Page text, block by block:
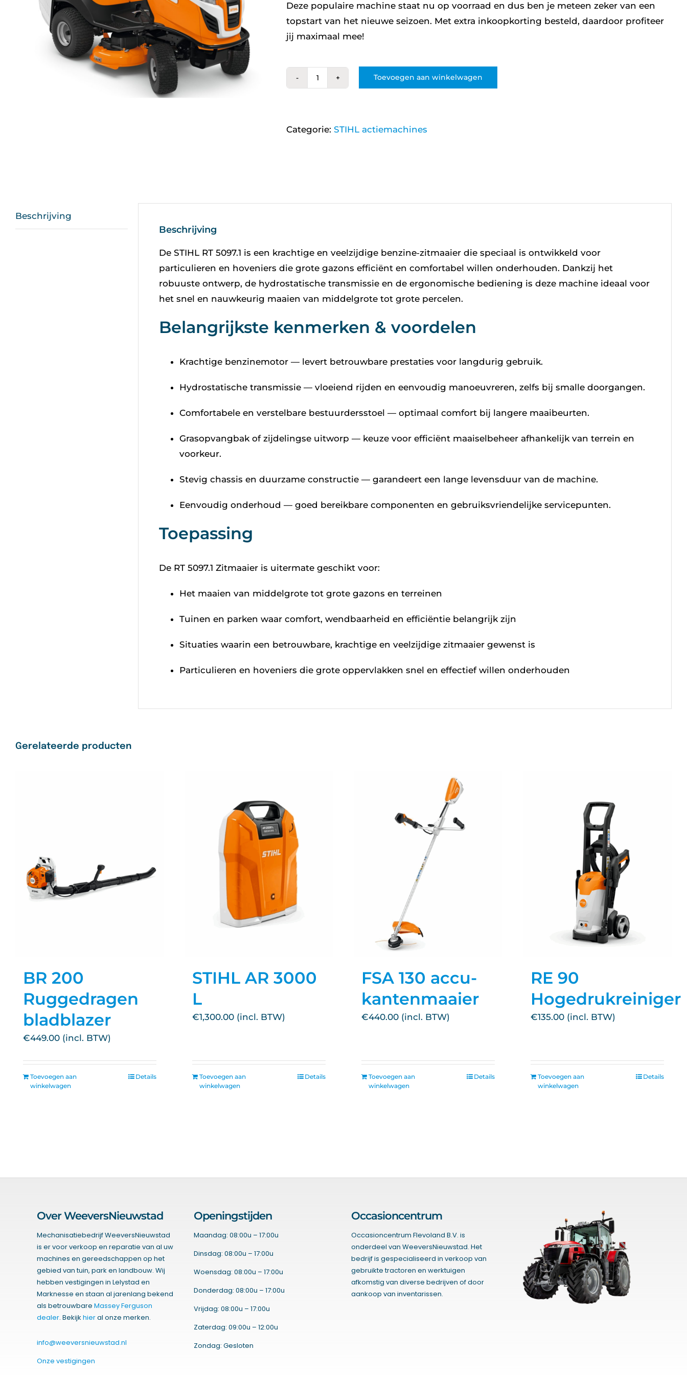
Deze populaire machine staat nu op voorraad en dus ben je meteen zeker van een
topstart van het nieuwe seizoen. Met extra inkoopkorting besteld, daardoor profiteer
jij maximaal mee!
Zitmaaier
Toevoegen aan winkelwagen
Categorie: STIHL actiemachines
Beschrijving
Beschrijving
De STIHL RT 5097.1 is een krachtige en veelzijdige benzine‑zitmaaier die speciaal is ontwikkeld voor
particulieren en hoveniers die grote gazons efficiënt en comfortabel willen onderhouden. Dankzij het
robuuste ontwerp, de hydrostatische transmissie en de ergonomische bediening is deze machine ideaal voor
het snel en nauwkeurig maaien van middelgrote tot grote percelen.
Belangrijkste kenmerken & voordelen
Krachtige benzinemotor — levert betrouwbare prestaties voor langdurig gebruik.
Hydrostatische transmissie — vloeiend rijden en eenvoudig manoeuvreren, zelfs bij smalle doorgangen.
Comfortabele en verstelbare bestuurdersstoel — optimaal comfort bij langere maaibeurten.
Grasopvangbak of zijdelingse uitworp — keuze voor efficiënt maaiselbeheer afhankelijk van terrein en
voorkeur.
Stevig chassis en duurzame constructie — garandeert een lange levensduur van de machine.
Eenvoudig onderhoud — goed bereikbare componenten en gebruiksvriendelijke servicepunten.
Toepassing
De RT 5097.1 Zitmaaier is uitermate geschikt voor:
Het maaien van middelgrote tot grote gazons en terreinen
Tuinen en parken waar comfort, wendbaarheid en efficiëntie belangrijk zijn
Situaties waarin een betrouwbare, krachtige en veelzijdige zitmaaier gewenst is
Particulieren en hoveniers die grote oppervlakken snel en effectief willen onderhouden
Gerelateerde producten
BR 200
Ruggedragen
bladblazer
€449.00
Toevoegen aan
winkelwagen
Details
STIHL AR 3000
L
€1,300.00
Toevoegen aan
winkelwagen
Details
FSA 130 accu-
kantenmaaier
€440.00
Toevoegen aan
winkelwagen
Details
RE 90
Hogedrukreiniger
€135.00
Toevoegen aan
winkelwagen
Details
Over WeeversNieuwstad
Mechanisatiebedrijf WeeversNieuwstad
is er voor verkoop en reparatie van al uw
machines en gereedschappen op het
gebied van tuin, park en landbouw. Wij
hebben vestigingen in Lelystad en
Marknesse en staan al jarenlang bekend
als betrouwbare Massey Ferguson
dealer. Bekijkhieral onze merken.
info@weeversnieuwstad.nl
Onze vestigingen
Openingstijden
Maandag: 08:00u – 17:00u
Dinsdag: 08:00u – 17:00u
Woensdag: 08:00u – 17:00u
Donderdag: 08:00u – 17:00u
Vrijdag: 08:00u – 17:00u
Zaterdag: 09:00u – 12:00u
Zondag: Gesloten
Occasioncentrum
Occasioncentrum Flevoland B.V. is
onderdeel van WeeversNieuwstad. Het
bedrijf is gespecialiseerd in verkoop van
gebruikte tractoren en werktuigen
afkomstig van diverse bedrijven of door
aankoop van inventarissen.